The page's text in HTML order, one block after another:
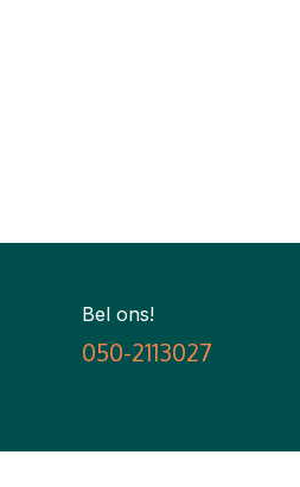
Bel ons!
050-2113027